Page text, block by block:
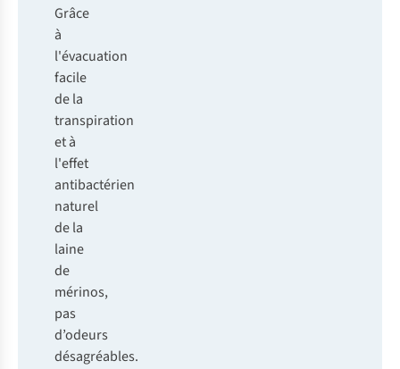
Grâce
à
l'évacuation
facile
de la
transpiration
et à
l'effet
antibactérien
naturel
de la
laine
de
mérinos,
pas
d’odeurs
désagréables.